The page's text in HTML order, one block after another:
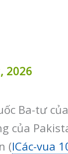
2026
Ba-tư
của
(ICác-vua